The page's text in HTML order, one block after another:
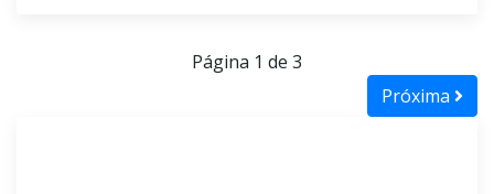
Página 1 de 3
Próxima